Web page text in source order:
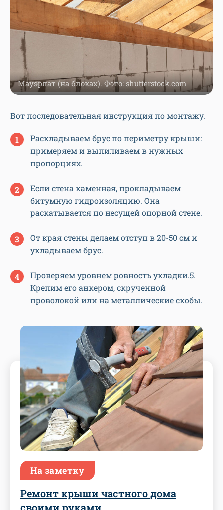
Мауэрлат (на блоках). Фото: shutterstock.com
Вот последовательная инструкция по монтажу.
Раскладываем брус по периметру крыши:
примеряем и выпиливаем в нужных
пропорциях.
Если стена каменная, прокладываем
битумную гидроизоляцию. Она
раскатывается по несущей опорной стене.
От края стены делаем отступ в 20-50 см и
укладываем брус.
Проверяем уровнем ровность укладки.5.
Крепим его анкером, скрученной
проволокой или на металлические скобы.
На заметку
Ремонт крыши частного дома
своими руками